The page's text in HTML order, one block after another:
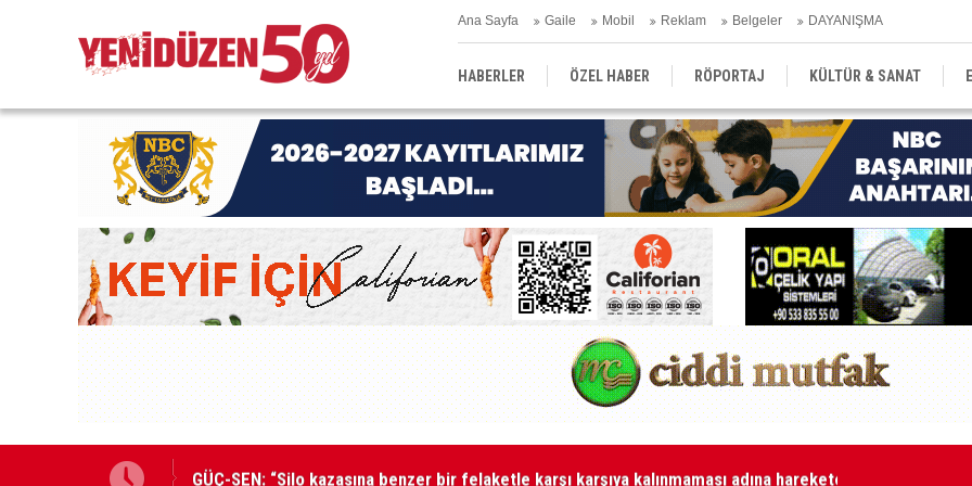
Ana Sayfa Gaile Mobil Reklam Belgeler DAYANIŞMA
HABERLER ÖZEL HABER RÖPORTAJ KÜLTÜR & SANAT
EĞİTİM YEREL YÖNETİM DERGİLER SEKTÖR
GÜÇ-SEN: “Silo kazasına benzer bir felaketle karşı karşıya kalınmaması adına harekete geçtik